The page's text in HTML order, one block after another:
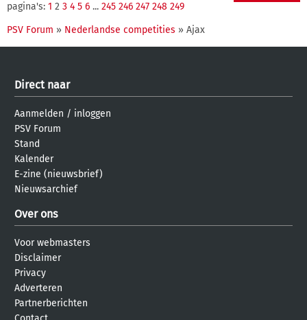
pagina's: 1 2 3 4 5 6 ... 245 246 247 248 249
PSV Forum » Nederlandse competities » Ajax
Direct naar
Aanmelden / inloggen
PSV Forum
Stand
Kalender
E-zine (nieuwsbrief)
Nieuwsarchief
Over ons
Voor webmasters
Disclaimer
Privacy
Adverteren
Partnerberichten